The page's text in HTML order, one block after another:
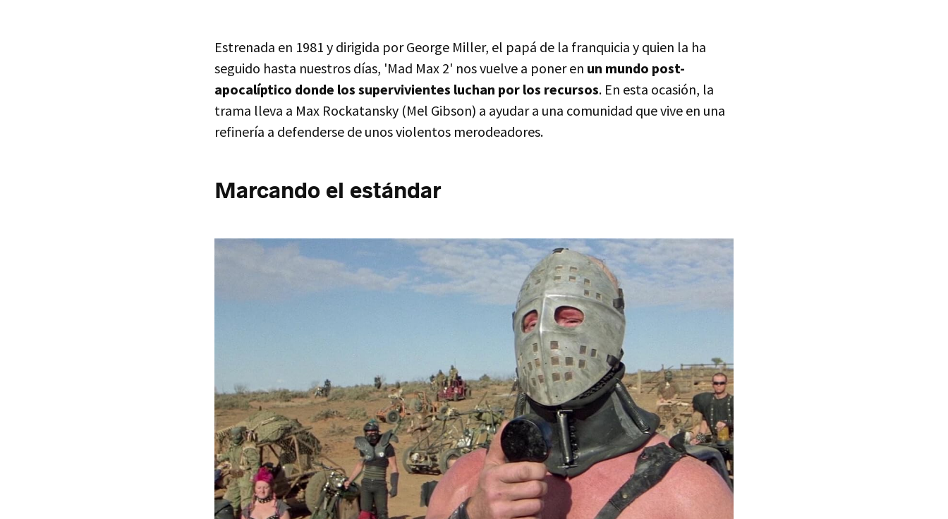
Estrenada en 1981 y dirigida por George Miller, el papá de la franquicia y quien la ha
seguido hasta nuestros días, 'Mad Max 2' nos vuelve a poner en un mundo post-
apocalíptico donde los supervivientes luchan por los recursos. En esta ocasión, la
trama lleva a Max Rockatansky (Mel Gibson) a ayudar a una comunidad que vive en una
refinería a defenderse de unos violentos merodeadores.
Marcando el estándar